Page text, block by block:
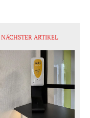
NÄCHSTER ARTIKEL